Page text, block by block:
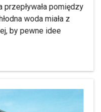
pomiędzy
woda miała z
by pewne idee